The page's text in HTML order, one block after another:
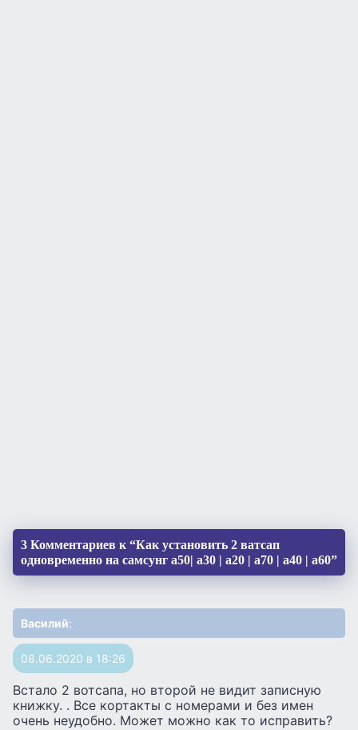
3 Комментариев к “Как установить 2 ватсап
одновременно на самсунг а50| а30 | а20 | а70 | а40 | а60”
Василий:
08.06.2020 в 18:26
Встало 2 вотсапа, но второй не видит записную
книжку. . Все кортакты с номерами и без имен
очень неудобно. Может можно как то исправить?